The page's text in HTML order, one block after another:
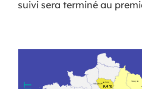
suivi sera terminé au